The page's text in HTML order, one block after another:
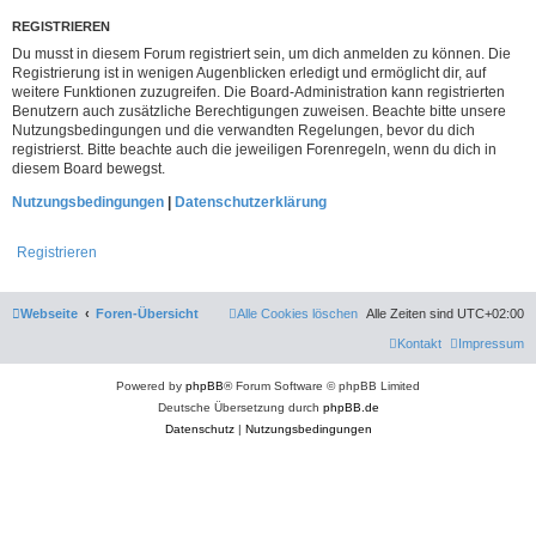
REGISTRIEREN
Du musst in diesem Forum registriert sein, um dich anmelden zu können. Die
Registrierung ist in wenigen Augenblicken erledigt und ermöglicht dir, auf
weitere Funktionen zuzugreifen. Die Board-Administration kann registrierten
Benutzern auch zusätzliche Berechtigungen zuweisen. Beachte bitte unsere
Nutzungsbedingungen und die verwandten Regelungen, bevor du dich
registrierst. Bitte beachte auch die jeweiligen Forenregeln, wenn du dich in
diesem Board bewegst.
Nutzungsbedingungen
Datenschutzerklärung
Registrieren
Webseite Foren-Übersicht Alle Zeiten sind UTC+02:00
Alle Cookies löschen
Impressum
Kontakt
Powered by phpBB® Forum Software © phpBB Limited
Deutsche Übersetzung durch phpBB.de
Datenschutz| Nutzungsbedingungen